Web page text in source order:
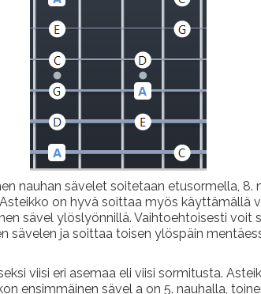
nauhan sävelet soitetaan etusormella,
on hyvä soittaa myös käyttämällä
sävel ylöslyönnillä. Vaihtoehtoisesti
sävelen ja soittaa toisen ylöspäin
viisi eri asemaa eli viisi sormitusta.
ensimmäinen sävel a on 5. nauhalla,